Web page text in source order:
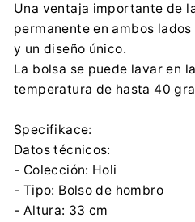
Una ventaja importante de
permanente en ambos
y un diseño único.
La bolsa se puede lavar en
temperatura de hasta 40
Specifikace:
Datos técnicos:
- Colección: Holi
- Tipo: Bolso de hombro
- Altura: 33 cm